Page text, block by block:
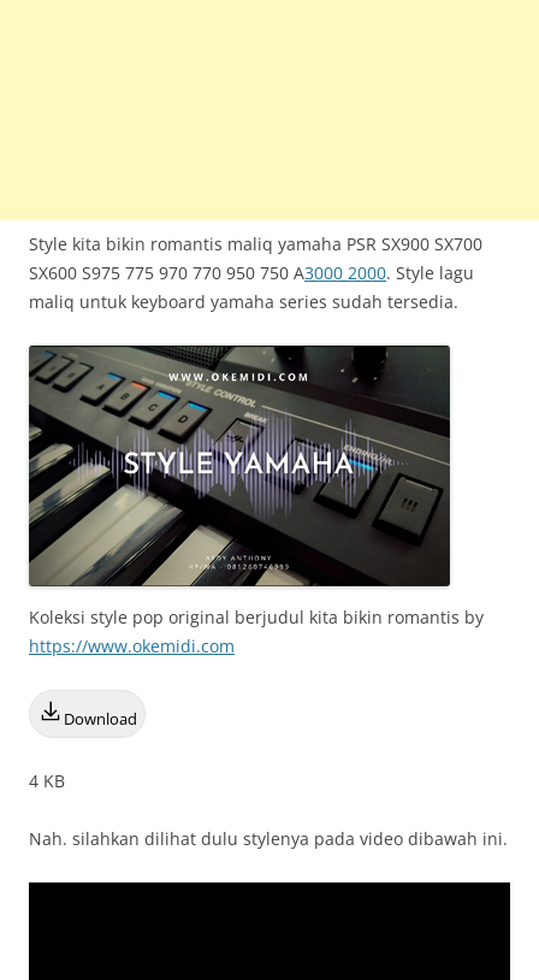
Style kita bikin romantis maliq yamaha PSR SX900 SX700
SX600 S975 775 970 770 950 750 A3000 2000. Style lagu
maliq untuk keyboard yamaha series sudah tersedia.
Koleksi style pop original berjudul kita bikin romantis by
https://www.okemidi.com
Download
4 KB
Nah. silahkan dilihat dulu stylenya pada video dibawah ini.